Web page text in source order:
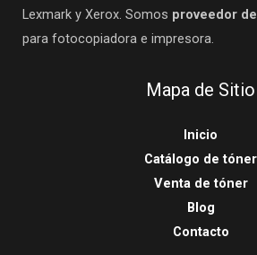
Lexmark y Xerox. Somos proveedor
para fotocopiadora e impresora.
Mapa de Sitio
Inicio
Catálogo de tóner
Venta de tóner
Blog
Contacto